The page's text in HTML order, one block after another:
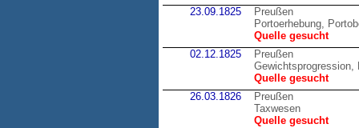
23.09.1825
Preußen
Portoerhebung,
Quelle gesucht
02.12.1825
Preußen
Gewichtsprogression,
Quelle gesucht
26.03.1826
Preußen
Taxwesen
Quelle gesucht